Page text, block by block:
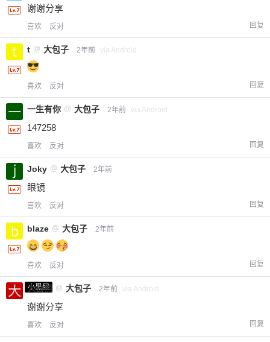
谢谢分享
喜欢 反对 回复
t @ 大包子 2年前 via Android
喜欢 反对 回复
一生有你 @ 大包子 2年前 via Android
147258
喜欢 反对 回复
Joky @ 大包子 2年前
眼镜
喜欢 反对 回复
blaze @ 大包子 2年前
喜欢 反对 回复
小黑屋
大白熊 @ 大包子 2年前 via Android
谢谢分享
喜欢 反对 回复